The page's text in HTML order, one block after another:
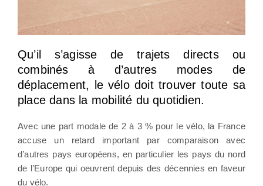
Qu’il s’agisse de trajets directs ou
combinés à d’autres modes de
déplacement, le vélo doit trouver toute sa
place dans la mobilité du quotidien.
Avec une part modale de 2 à 3 % pour le vélo, la France
accuse un retard important par comparaison avec
d’autres pays européens, en particulier les pays du nord
de l’Europe qui oeuvrent depuis des décennies en faveur
du vélo.